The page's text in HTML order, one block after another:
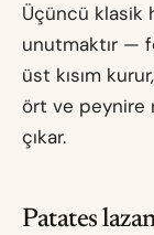
Üçüncü klasik
unutmaktır —
üst kısım
ört ve peynire
çıkar.
Patates